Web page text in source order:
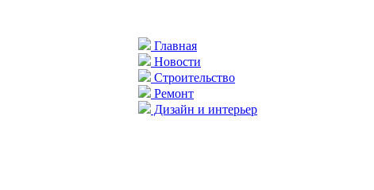
Главная
Новости
Строительство
Ремонт
Дизайн и интерьер